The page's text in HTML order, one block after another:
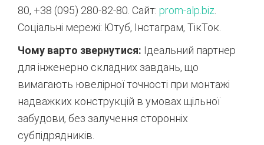
80, +38 (095) 280-82-80. Сайт: prom-alp.biz
Соціальні мережі: Ютуб, Інстаграм, ТікТок.
Чому варто звернутися: Ідеальний партнер
для інженерно складних завдань, що
вимагають ювелірної точності при монтажі
надважких конструкцій в умовах щільної
забудови, без залучення сторонніх
субпідрядників.